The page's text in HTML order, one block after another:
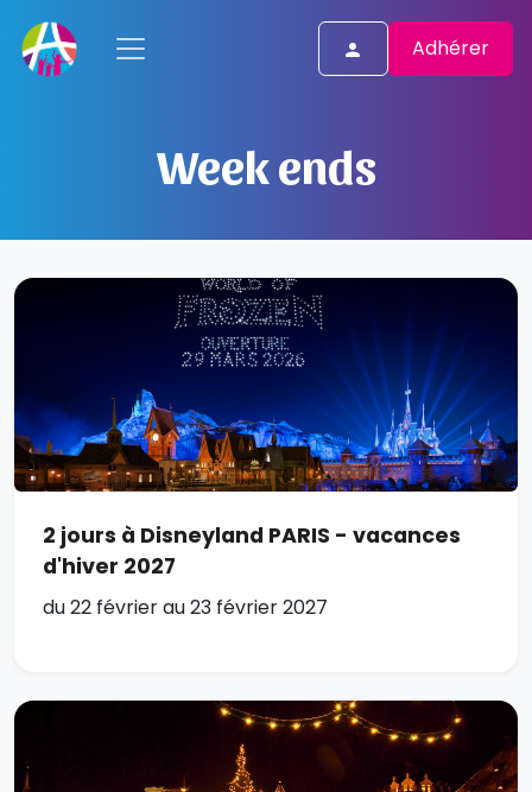
Adhérer
Week ends
2 jours à Disneyland PARIS - vacances
d'hiver 2027
du 22 février au 23 février 2027